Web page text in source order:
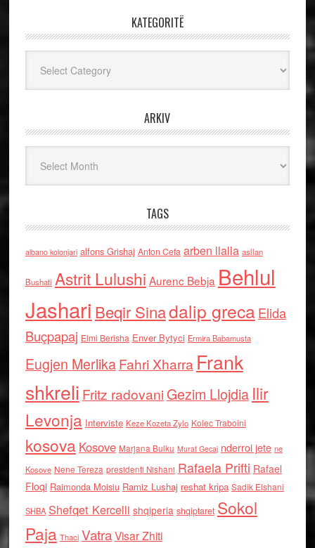
KATEGORITË
ARKIV
TAGS
albano kolonjari alfons Grishaj Anton Cefa arben llalla asllan
Bushati Astrit Lulushi Aurenc Bebja Behlul
Jashari Beqir Sinadalip grecaElida
Buçpapaj Elmi Berisha Enver Bytyci Ermira Babamusta
Eugjen MerlikaFahri Xharra Frank
shkreli Fritz radovaniGezim Llojdia Ilir
Levonja Interviste Keze Kozeta Zylo Kolec Traboini
kosova Kosove Marjana Bulku Murat Gecaj nderroi jete ne
Kosove Nene Tereza presidenti Nishani Rafaela Prifti Rafael
Floqi Raimonda Moisiu Ramiz Lushaj reshat kripa Sadik Elshani
SHBA Shefqet Kercelli shqiperia shqiptaret Sokol
Paja Thaci VatraVisar Zhiti